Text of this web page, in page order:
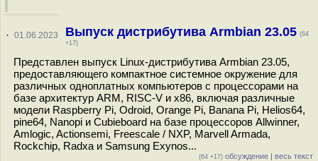
· 01.06.2023 Выпуск дистрибутива Armbian 23.05 (64
+17)
Представлен выпуск Linux-дистрибутива Armbian 23.05,
предоставляющего компактное системное окружение для
различных одноплатных компьютеров с процессорами на
базе архитектур ARM, RISC-V и x86, включая различные
модели Raspberry Pi, Odroid, Orange Pi, Banana Pi, Helios64,
pine64, Nanopi и Cubieboard на базе процессоров Allwinner,
Amlogic, Actionsemi, Freescale / NXP, Marvell Armada,
Rockchip, Radxa и Samsung Exynos...
(64 +17) обсуждение | весь текст